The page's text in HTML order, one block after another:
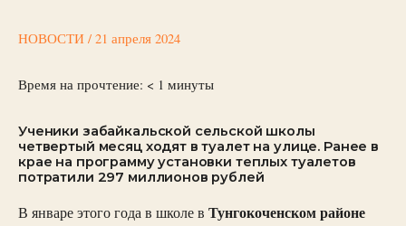
НОВОСТИ / 21 апреля 2024
Время на прочтение: < 1 минуты
Ученики забайкальской сельской школы
четвертый месяц ходят в туалет на улице. Ранее в
крае на программу установки теплых туалетов
потратили 297 миллионов рублей
В январе этого года в школе в Тунгокоченскомрайоне